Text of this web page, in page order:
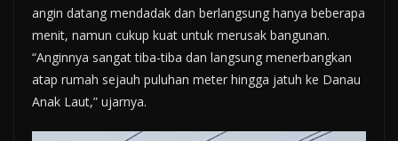
angin datang mendadak dan berlangsung hanya beberapa
menit, namun cukup kuat untuk merusak bangunan.
“Anginnya sangat tiba-tiba dan langsung menerbangkan
atap rumah sejauh puluhan meter hingga jatuh ke Danau
Anak Laut,” ujarnya.